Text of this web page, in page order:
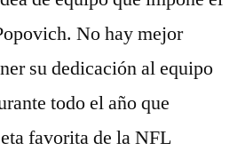
No hay mejor
su dedicación al equipo
todo el año que
favorita de la NFL